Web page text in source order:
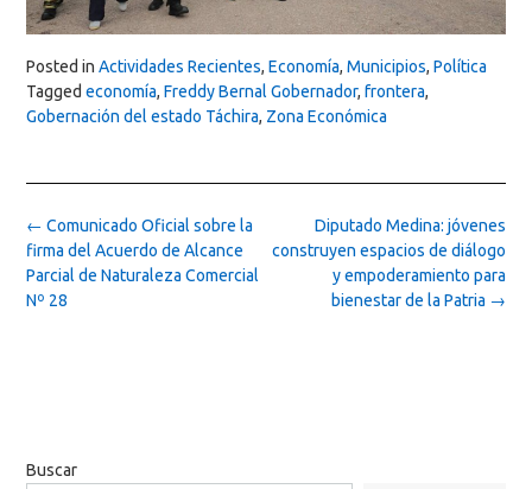
Posted in Actividades Recientes, Economía, Municipios, Política
Tagged economía, Freddy Bernal Gobernador, frontera,
Gobernación del estado Táchira, Zona Económica
Post
navigation
Diputado Medina: jóvenes
construyen espacios de diálogo
y empoderamiento para
bienestar de la Patria →
← Comunicado Oficial sobre la
firma del Acuerdo de Alcance
Parcial de Naturaleza Comercial
Nº 28
Buscar